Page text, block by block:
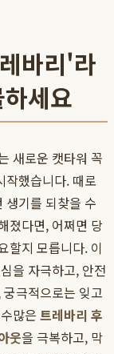
바리'라
세요
새로운 캣타워 꼭
작했습니다. 때로
생기를 되찾을 수
졌다면, 어쩌면 당
할지 모릅니다. 이
을 자극하고, 안전
극적으로는 잊고
많은 트레바리 후
웃을 극복하고, 막